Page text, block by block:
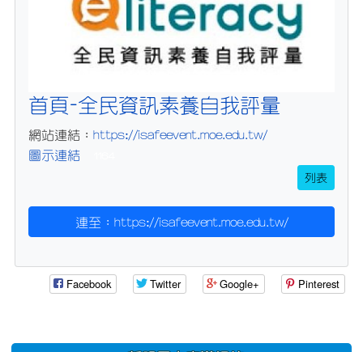
首頁-全民資訊素養自我評量
網站連結： https://isafeevent.moe.edu.tw/
圖示連結
列表
連至：https://isafeevent.moe.edu.tw/
Facebook Twitter Google+ Pinterest
:::